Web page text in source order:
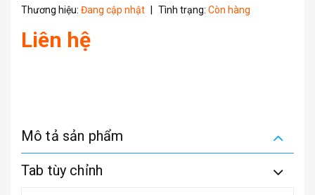
Thương hiệu: Đang cập nhật Tình trạng: Còn hàng
Liên hệ
Mô tả sản phẩm
Tab tùy chỉnh